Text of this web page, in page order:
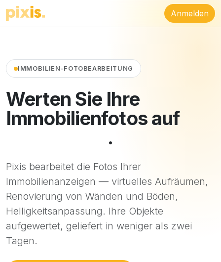
Anmelden
IMMOBILIEN-FOTOBEARBEITUNG
Werten Sie Ihre
Immobilienfotos auf
.
Pixis bearbeitet die Fotos Ihrer
Immobilienanzeigen — virtuelles Aufräumen,
Renovierung von Wänden und Böden,
Helligkeitsanpassung. Ihre Objekte
aufgewertet, geliefert in weniger als zwei
Tagen.